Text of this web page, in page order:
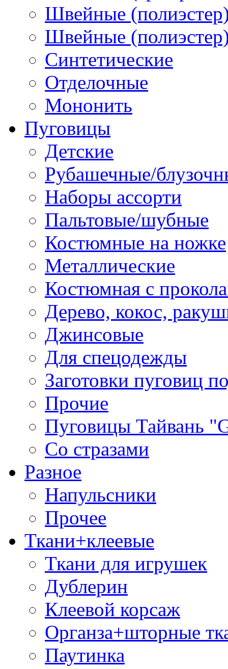
Швейные
Швейные
Синтетические
Отделочные
Мононить
Пуговицы
Детские
Рубашечные/
Наборы ассорти
Пальтовые/шубные
Костюмные на ножке
Металлические
Костюмная с
Дерево, кокос,
Джинсовые
Для спецодежды
Заготовки пуговиц
Прочие
Пуговицы Тайвань
Со стразами
Разное
Напульсники
Прочее
Ткани+клеевые
Ткани для игрушек
Дублерин
Клеевой корсаж
Органза+шторные
Паутинка